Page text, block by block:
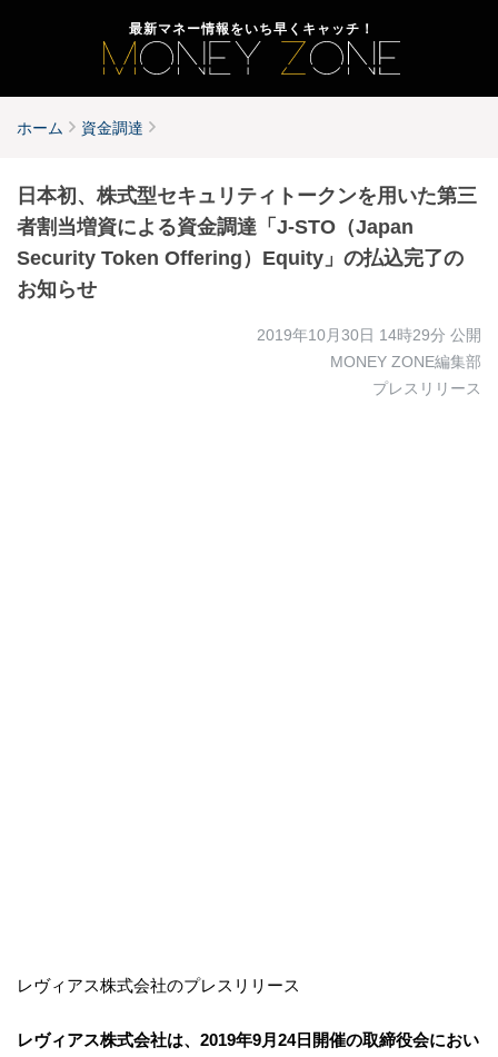
最新マネー情報をいち早くキャッチ！
ホーム 資金調達
日本初、株式型セキュリティトークンを用いた第三
者割当増資による資金調達「J-STO（Japan
Security Token Offering）Equity」の払込完了の
お知らせ
2019年10月30日 14時29分 公開
MONEY ZONE編集部
プレスリリース
レヴィアス株式会社のプレスリリース
レヴィアス株式会社は、2019年9月24日開催の取締役会におい